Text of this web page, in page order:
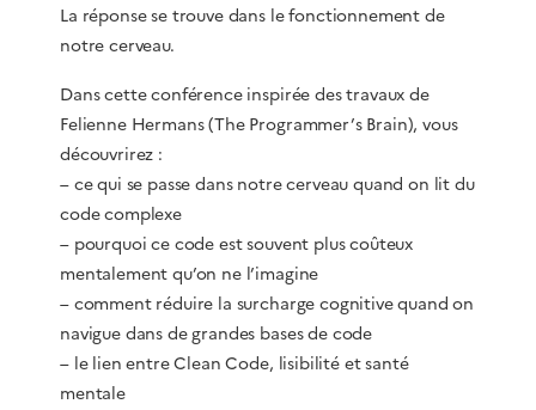
La réponse se trouve dans le fonctionnement de
notre cerveau.
Dans cette conférence inspirée des travaux de
Felienne Hermans (The Programmer’s Brain), vous
découvrirez :
– ce qui se passe dans notre cerveau quand on lit du
code complexe
– pourquoi ce code est souvent plus coûteux
mentalement qu’on ne l’imagine
– comment réduire la surcharge cognitive quand on
navigue dans de grandes bases de code
– le lien entre Clean Code, lisibilité et santé
mentale